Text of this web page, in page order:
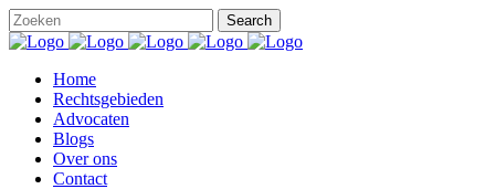
Home
Rechtsgebieden
Advocaten
Blogs
Over ons
Contact